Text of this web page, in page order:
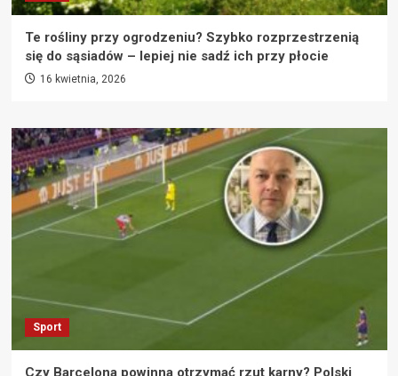
Te rośliny przy ogrodzeniu? Szybko rozprzestrzenią
się do sąsiadów – lepiej nie sadź ich przy płocie
16 kwietnia, 2026
Sport
Czy Barcelona powinna otrzymać rzut karny? Polski